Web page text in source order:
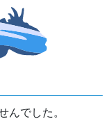
んでした。